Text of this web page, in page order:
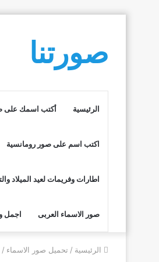
صورتنا
الرئيسية أكتب اسمك على
اكتب اسم على صور رومانسية
اطارات وفريمات لعيد الميلاد
صور الاسماء العربى اجمل
الرئيسية / تحميل صور الاسماء /